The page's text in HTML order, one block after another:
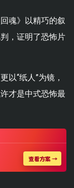
魂》以精巧的叙
，证明了恐怖片
以“纸人”为镜，
才是中式恐怖最